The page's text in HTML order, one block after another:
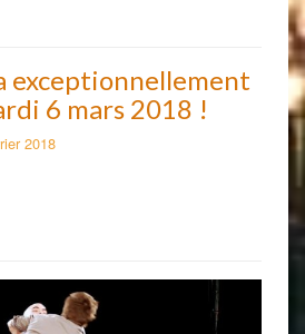
exceptionnellement
6 mars 2018 !
2018